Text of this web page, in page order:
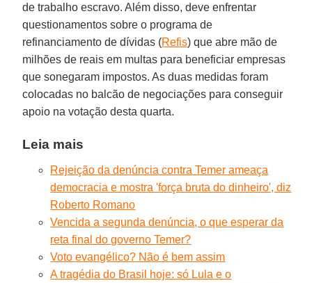
de trabalho escravo. Além disso, deve enfrentar
questionamentos sobre o programa de
refinanciamento de dívidas (Refis) que abre mão de
milhões de reais em multas para beneficiar empresas
que sonegaram impostos. As duas medidas foram
colocadas no balcão de negociações para conseguir
apoio na votação desta quarta.
Leia mais
Rejeição da denúncia contra Temer ameaça
democracia e mostra 'força bruta do dinheiro', diz
Roberto Romano
Vencida a segunda denúncia, o que esperar da
reta final do governo Temer?
Voto evangélico? Não é bem assim
A tragédia do Brasil hoje: só Lula e o